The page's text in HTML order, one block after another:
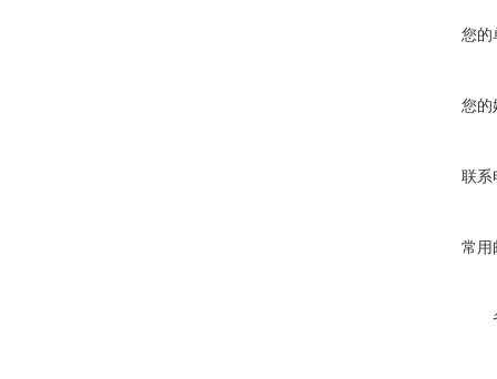
您的
您的
联系
常用